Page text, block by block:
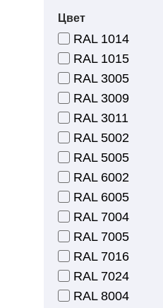
Цвет
RAL 1014
RAL 1015
RAL 3005
RAL 3009
RAL 3011
RAL 5002
RAL 5005
RAL 6002
RAL 6005
RAL 7004
RAL 7005
RAL 7016
RAL 7024
RAL 8004